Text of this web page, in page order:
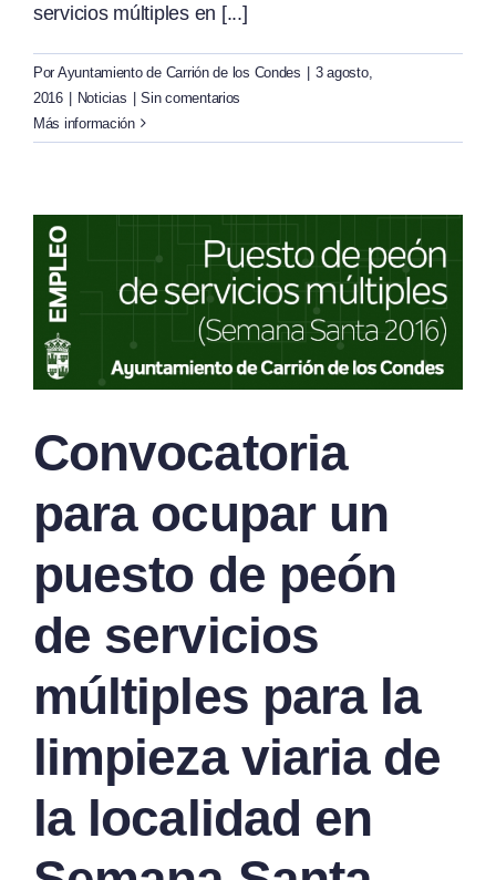
servicios múltiples en [...]
Por Ayuntamiento de Carrión de los Condes
3 agosto,
2016
Noticias
Sin comentarios
Más información
Convocatoria
para ocupar un
puesto de peón
de servicios
múltiples para la
limpieza viaria de
la localidad en